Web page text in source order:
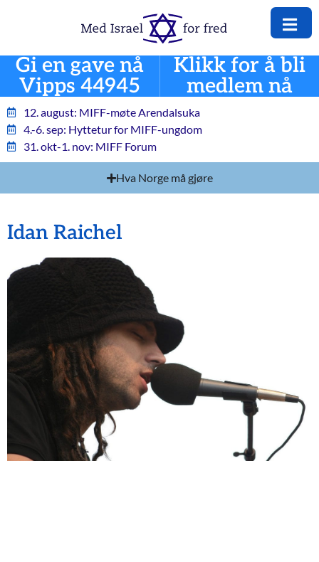
Gi en gave nå
Vipps 44945
Klikk for å bli
medlem nå
12. august: MIFF-møte Arendalsuka
4.-6. sep: Hyttetur for MIFF-ungdom
31. okt-1. nov: MIFF Forum
Hva Norge må gjøre
Idan Raichel